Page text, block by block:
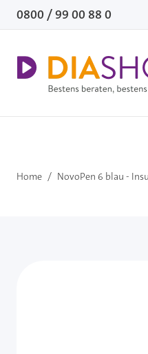
Direkt zum Inhalt
0800 / 99 00 88 0
Home / NovoPen 6 blau -